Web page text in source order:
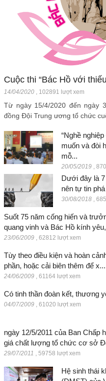
Cuộc thi “Bác Hồ với
14/04/2020 , 102891 lượt xem
Từ ngày 15/4/2020 đến ngày
đồng Đội Trung ương tổ chức
“Nghề
muốn và đòi
mỗ...
20/05/2019 ,
Dưới đây là
nên tự tin
30/08/2018 ,
Suốt 75 năm cống hiến và
quang vinh và Bác Hồ kính
23/06/2009 , 62812 lượt xem
Tùy theo điều kiện và hoàn
phần, hoặc cải biên thêm để x...
24/06/2009 , 61164 lượt xem
Có tinh thần đoàn kết, thương
04/07/2009 , 61020 lượt xem
ngày 12/5/2011 của Ban Chấp
giá chất lượng tổ chức cơ sở
29/07/2011 , 59758 lượt xem
Hệ sinh thái